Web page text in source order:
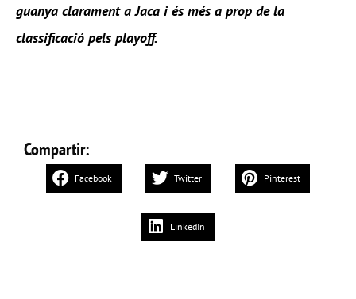
guanya clarament a Jaca i és més a prop de la
classificació pels playoff.
Compartir:
Facebook Twitter Pinterest
LinkedIn